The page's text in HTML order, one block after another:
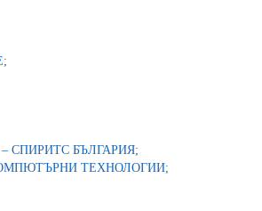
СПИРИТС БЪЛГАРИЯ;
ТЕХНОЛОГИИ;